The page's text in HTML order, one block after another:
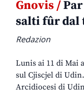
Gnovis /
salti fûr dal
Redazion
Lunis ai 11 di Mai
sul Cjiscjel di
Arcidiocesi di